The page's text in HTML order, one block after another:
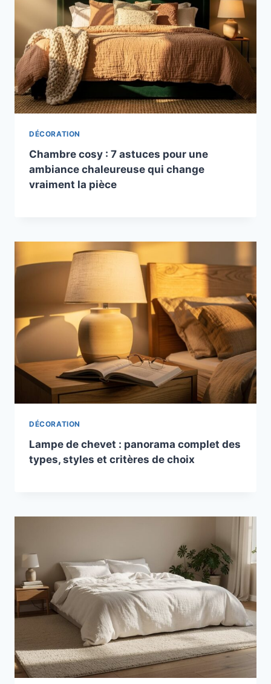
DÉCORATION
Chambre cosy : 7 astuces pour une
ambiance chaleureuse qui change
vraiment la pièce
DÉCORATION
Lampe de chevet : panorama complet des
types, styles et critères de choix